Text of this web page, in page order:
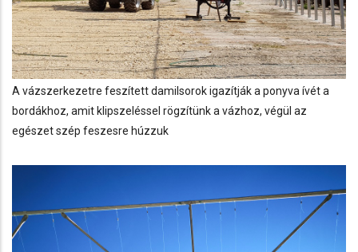
A vázszerkezetre feszített damilsorok igazítják a ponyva ívét a
bordákhoz, amit klipszeléssel rögzítünk a vázhoz, végül az
egészet szép feszesre húzzuk